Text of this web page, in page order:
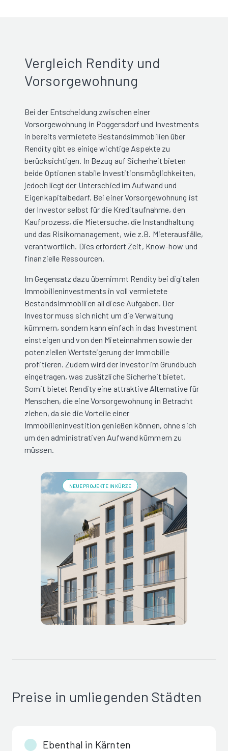
Vergleich Rendity und
Vorsorgewohnung
Bei der Entscheidung zwischen einer
Vorsorgewohnung in Poggersdorf und Investments
in bereits vermietete Bestandsimmobilien über
Rendity gibt es einige wichtige Aspekte zu
berücksichtigen. In Bezug auf Sicherheit bieten
beide Optionen stabile Investitionsmöglichkeiten,
jedoch liegt der Unterschied im Aufwand und
Eigenkapitalbedarf. Bei einer Vorsorgewohnung ist
der Investor selbst für die Kreditaufnahme, den
Kaufprozess, die Mietersuche, die Instandhaltung
und das Risikomanagement, wie z.B. Mieterausfälle,
verantwortlich. Dies erfordert Zeit, Know-how und
finanzielle Ressourcen.
Im Gegensatz dazu übernimmt Rendity bei digitalen
Immobilieninvestments in voll vermietete
Bestandsimmobilien all diese Aufgaben. Der
Investor muss sich nicht um die Verwaltung
kümmern, sondern kann einfach in das Investment
einsteigen und von den Mieteinnahmen sowie der
potenziellen Wertsteigerung der Immobilie
profitieren. Zudem wird der Investor im Grundbuch
eingetragen, was zusätzliche Sicherheit bietet.
Somit bietet Rendity eine attraktive Alternative für
Menschen, die eine Vorsorgewohnung in Betracht
ziehen, da sie die Vorteile einer
Immobilieninvestition genießen können, ohne sich
um den administrativen Aufwand kümmern zu
müssen.
NEUE PROJEKTE IN KÜRZE
Preise in umliegenden Städten
Ebenthal in Kärnten